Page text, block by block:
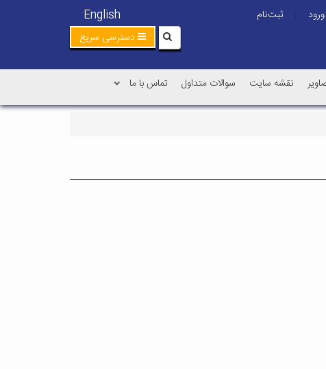
English ورود |
ثبت‌نام
دسترسی سریع
نقشه سایت سوالات متداول تماس با ما